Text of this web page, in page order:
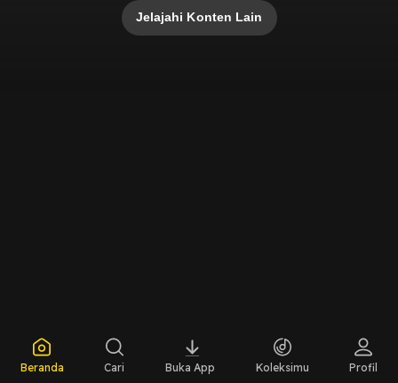
Jelajahi Konten Lain
Beranda Cari Buka App Koleksimu Profil